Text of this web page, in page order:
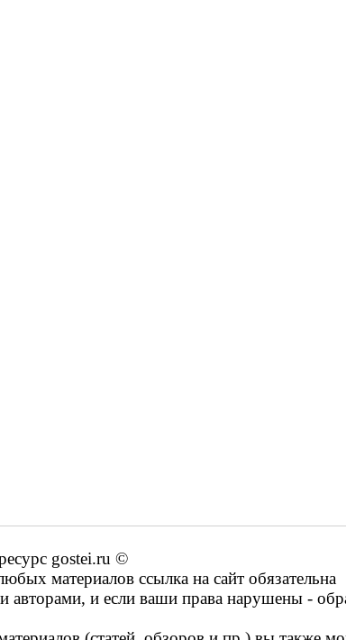
gostei.ru ©
материалов ссылка на сайт обязательна
авторами, и если ваши права нарушены -